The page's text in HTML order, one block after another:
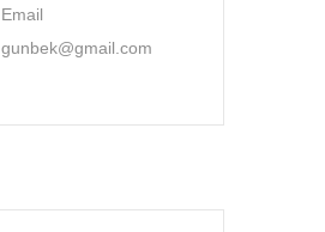
Email
gunbek@gmail.com